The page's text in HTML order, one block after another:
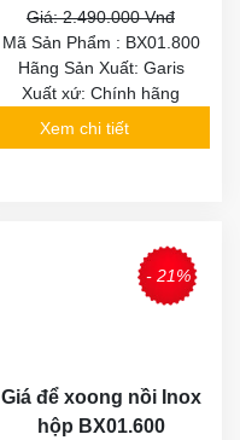
Giá: 2.490.000 Vnđ
Mã Sản Phẩm : BX01.800
Hãng Sản Xuất: Garis
Xuất xứ: Chính hãng
Xem chi tiết
- 21%
Giá để xoong nồi Inox
hộp BX01.600